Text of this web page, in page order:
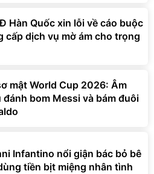
Hàn Quốc xin lỗi về cáo buộc
cấp dịch vụ mờ ám cho trọng
mật World Cup 2026: Âm
đánh bom Messi và bám đuôi
Infantino nổi giận bác bỏ bê
tiền bịt miệng nhân tình